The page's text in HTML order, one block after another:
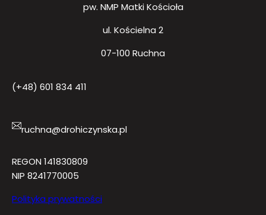
pw. NMP Matki Kościoła
ul. Kościelna 2
07-100 Ruchna
(+48) 601 834 411
ruchna@drohiczynska.pl
REGON 141830809
NIP 8241770005
Polityka prywatności